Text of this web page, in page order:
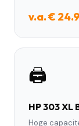
v.a. €
🖨️
HP 303 XL
Hoge